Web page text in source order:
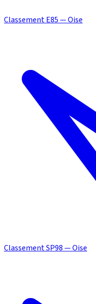
Classement E85 — Oise
Classement SP98 — Oise